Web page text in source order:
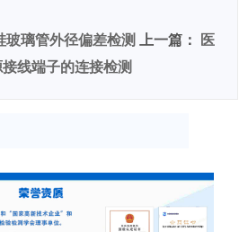
玻璃管外径偏差检测 上一篇：
医
线端子的连接检测